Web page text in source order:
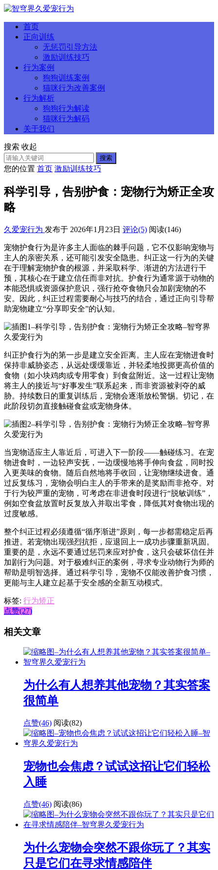
首页
正向训练
无惩罚引导方法
激励训练技巧
行为案例
狗狗训练案例
猫咪行为改善案例
行为解析
狗狗行为解读
猫咪行为解码
关于我们
搜索 收起
搜索
您的位置 首页 激励训练技巧
科学引导，告别护食：宠物行为矫正全攻
略
久爱宠行为 发布于 2026年1月23日 评论(5) 阅读(146)
宠物护食行为是许多主人面临的棘手问题，它不仅影响宠物与
主人的亲密关系，还可能引发安全隐患。纠正这一行为的关键
在于理解宠物护食的根源，并采取科学、渐进的方法进行干
预，其核心在于建立信任而非对抗。护食行为通常源于动物的
本能恐惧或资源保护意识，强行抢夺食物只会加剧宠物的不
安。因此，纠正过程需要耐心与技巧的结合，通过正向引导帮
助宠物建立“分享即安全”的认知。
纠正护食行为的第一步是建立安全距离。主人应在宠物进食时
保持非威胁姿态，从远处缓缓靠近，并轻柔地投掷更高价值的
食物（如小块鸡肉或专用零食）到食盆附近。这一过程让宠物
将主人的接近与“好事发生”联系起来，而非资源被剥夺的威
胁。持续数日的重复训练后，宠物会逐渐放松警惕。切记，在
此阶段切勿直接触碰食盆或宠物身体。
当宠物适应主人靠近后，可进入下一阶段——触碰练习。在宠
物进食时，一边轻声安抚，一边缓慢地将手伸向食盆，同时投
入更美味的食物。随后自然地将手收回，让宠物继续进食。通
过反复练习，宠物会明白主人的手带来的是奖励而非抢夺。对
于行为较严重的宠物，可考虑在非进食时段进行“脱敏训练”，
例如空食盆放置时反复放入并取出零食，降低其对食物出现的
过度敏感。
整个纠正过程必须遵循“循序渐进”原则，每一步都需稳定后再
推进。若宠物出现强烈抗拒，应退回上一成功步骤重新巩固。
重要的是，永远不要通过惩罚来应对护食，这只会破坏信任并
加剧行为问题。对于极难纠正的案例，寻求专业动物行为师的
帮助是明智选择。通过科学引导，宠物不仅能改善护食习惯，
更能与主人建立起基于安全感的全新互动模式。
标签: 行为矫正
点赞(27)
相关文章
为什么有人想养其他宠物？其实答案
很简单
点赞(46) 阅读(82)
宠物也会焦虑？试试这招让它们轻松
入睡
点赞(46) 阅读(86)
为什么宠物会突然不跟你玩了？其实
只是它们在寻求情感陪伴